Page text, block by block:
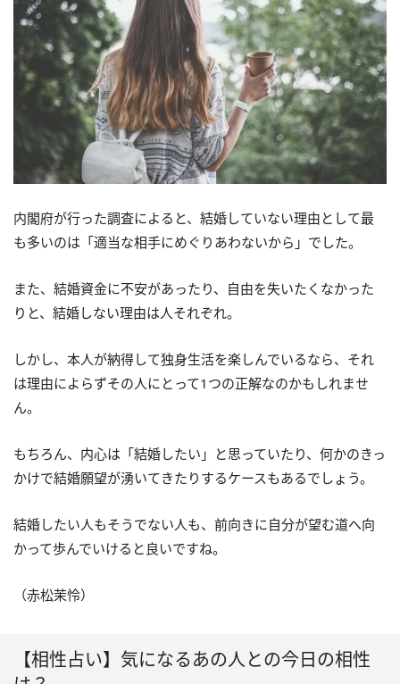
内閣府が行った調査によると、結婚していない理由として最
も多いのは「適当な相手にめぐりあわないから」でした。
また、結婚資金に不安があったり、自由を失いたくなかった
りと、結婚しない理由は人それぞれ。
しかし、本人が納得して独身生活を楽しんでいるなら、それ
は理由によらずその人にとって1つの正解なのかもしれませ
ん。
もちろん、内心は「結婚したい」と思っていたり、何かのきっ
かけで結婚願望が湧いてきたりするケースもあるでしょう。
結婚したい人もそうでない人も、前向きに自分が望む道へ向
かって歩んでいけると良いですね。
（赤松茉怜）
【相性占い】気になるあの人との今日の相性